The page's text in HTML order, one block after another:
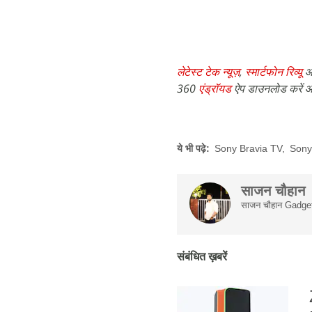
लेटेस्ट टेक न्यूज़, स्मार्टफोन रिव्यू
360 एंड्रॉयडऐप डाउनलोड करें
ये भी पढ़े: Sony Bravia TV,
साजन चौहान
साजन चौहान
संबंधित ख़बरें